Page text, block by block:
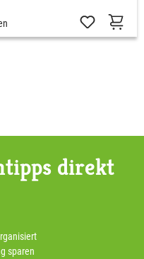
direkt
sparen